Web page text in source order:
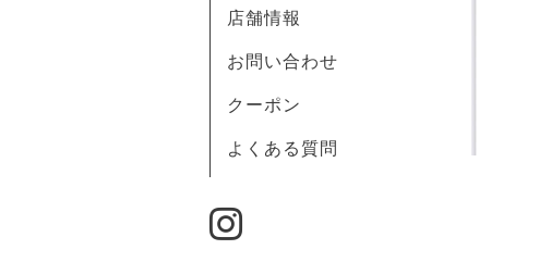
店舗情報
お問い合わせ
クーポン
よくある質問